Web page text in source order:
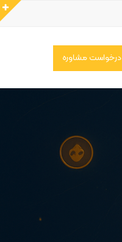
درخواست مشاوره